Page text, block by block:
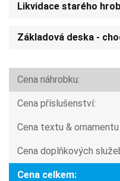
Likvidace starého
Základová deska -
Cena náhrobku:
Cena příslušenství:
Cena textu & ornamentu
Cena doplňkových
Cena celkem: